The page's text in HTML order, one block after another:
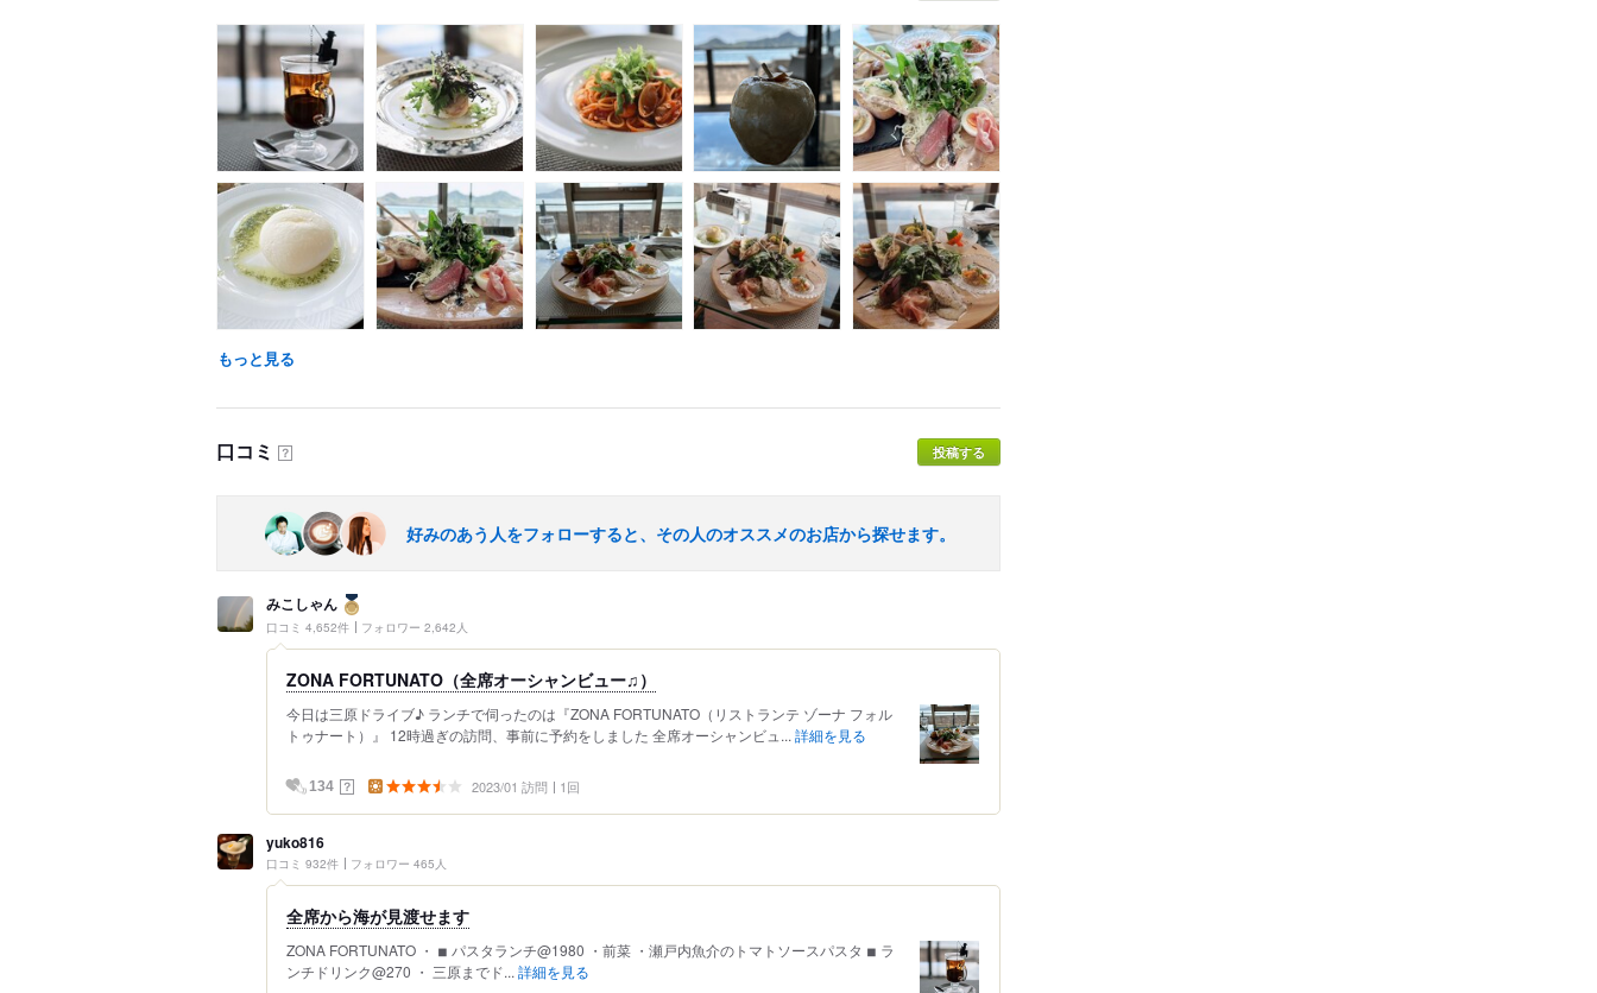
もっと見る
口コミ ？ 投稿する
好みのあう人をフォローすると、その人のオススメのお店から探せます。
みこしゃん
口コミ 4,652件 フォロワー 2,642人
ZONA FORTUNATO（全席オーシャンビュー♫）
今日は三原ドライブ♪ ランチで伺ったのは『ZONA FORTUNATO（リストランテ ゾーナ フォル
トゥナート）』 12時過ぎの訪問、事前に予約をしました 全席オーシャンビュ... 詳細を見る
134 ？ 2023/01 訪問 1回
yuko816
口コミ 932件 フォロワー 465人
全席から海が見渡せます
ZONA FORTUNATO ・ ◾︎ パスタランチ@1980 ・前菜 ・瀬戸内魚介のトマトソースパスタ ◾︎ ラ
ンチドリンク@270 ・ 三原までド... 詳細を見る